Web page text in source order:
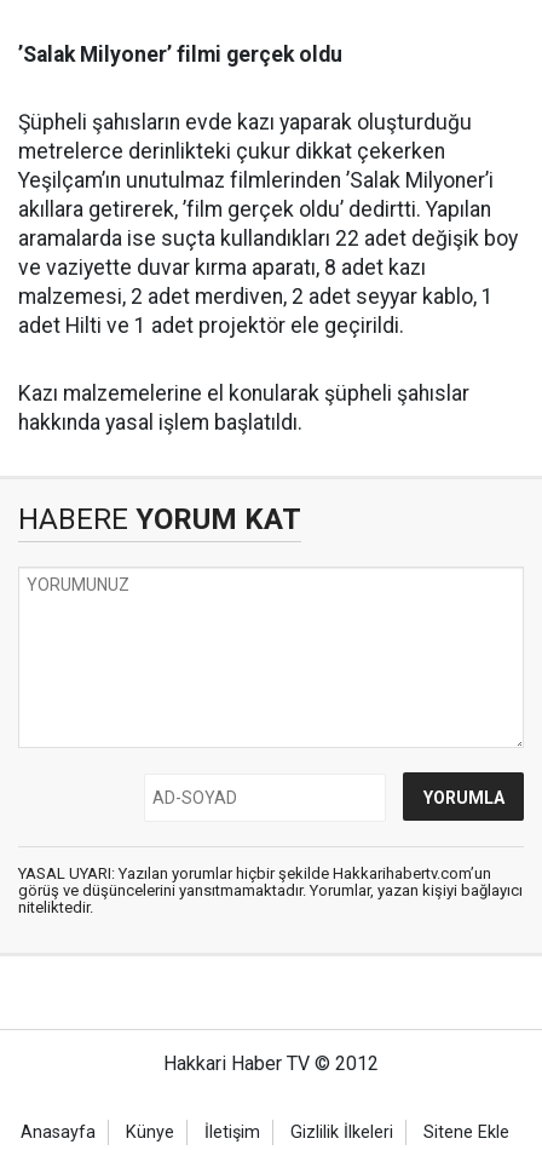
’Salak Milyoner’ filmi gerçek oldu
Şüpheli şahısların evde kazı yaparak oluşturduğu
metrelerce derinlikteki çukur dikkat çekerken
Yeşilçam’ın unutulmaz filmlerinden ’Salak Milyoner’i
akıllara getirerek, ’film gerçek oldu’ dedirtti. Yapılan
aramalarda ise suçta kullandıkları 22 adet değişik boy
ve vaziyette duvar kırma aparatı, 8 adet kazı
malzemesi, 2 adet merdiven, 2 adet seyyar kablo, 1
adet Hilti ve 1 adet projektör ele geçirildi.
Kazı malzemelerine el konularak şüpheli şahıslar
hakkında yasal işlem başlatıldı.
HABERE YORUM KAT
YASAL UYARI: Yazılan yorumlar hiçbir şekilde Hakkarihabertv.com’un
görüş ve düşüncelerini yansıtmamaktadır. Yorumlar, yazan kişiyi bağlayıcı
niteliktedir.
Hakkari Haber TV © 2012
Anasayfa Künye İletişim Gizlilik İlkeleri Sitene Ekle